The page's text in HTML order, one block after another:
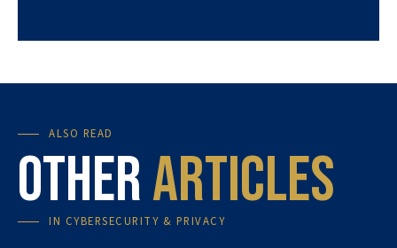
ALSO READ
Otherarticles
IN CYBERSECURITY & PRIVACY